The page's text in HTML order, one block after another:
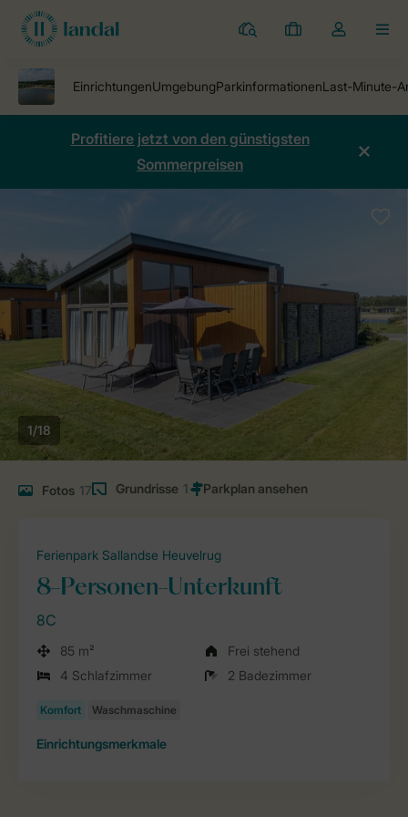
Ferienparks
Meine
Dropdown-
öffnen
Profitiere jetzt von den günstigsten
Sommerpreisen
1/18
Fotos 17 Grundrisse 1
Ferienpark Sallandse Heuvelrug
8-Personen-Unterkunft
8C
85 m²
Frei stehend
4 Schlafzimmer
2 Badezimmer
Einrichtungsmerkmale